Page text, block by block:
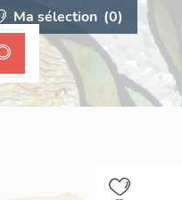
Ma sélection (0)